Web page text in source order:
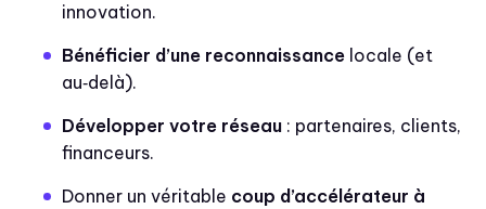
innovation.
Bénéficier d’une reconnaissance locale (et
au‑delà).
Développer votre réseau : partenaires, clients,
financeurs.
Donner un véritable coup d’accélérateur à